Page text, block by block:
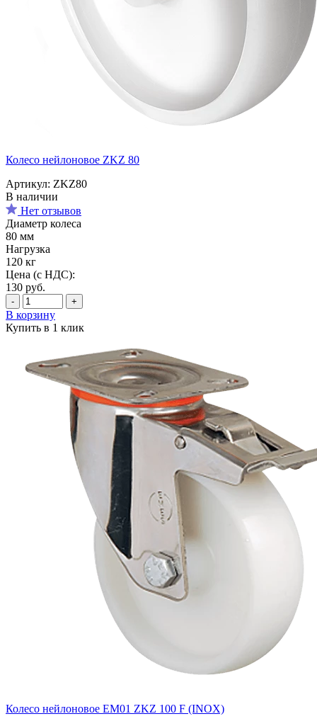
Колесо нейлоновое ZKZ 80
Артикул: ZKZ80
В наличии
Нет отзывов
Диаметр колеса
80 мм
Нагрузка
120 кг
Цена (с НДС):
130 руб.
- +
В корзину
Купить в 1 клик
Колесо нейлоновое EM01 ZKZ 100 F (INOX)